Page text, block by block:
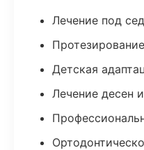
Лечение под
Детская
Лечение десен